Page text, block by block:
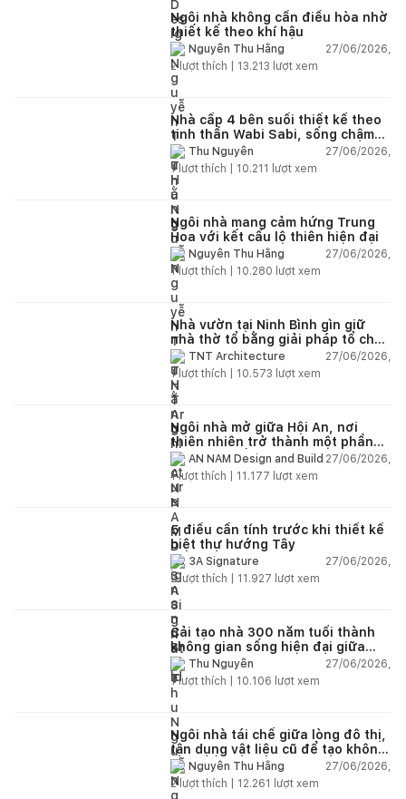
Ngôi nhà không cần điều hòa nhờ
thiết kế theo khí hậu
Nguyễn Thu Hằng
27/06/2026,
2lượt thích | 13.213 lượt xem
Nhà cấp 4 bên suối thiết kế theo
tinh thần Wabi Sabi, sống chậm
giữa thiên nhiên
Thu Nguyễn
27/06/2026,
1lượt thích | 10.211 lượt xem
Ngôi nhà mang cảm hứng Trung
Hoa với kết cấu lộ thiên hiện đại
Nguyễn Thu Hằng
27/06/2026,
1lượt thích | 10.280 lượt xem
Nhà vườn tại Ninh Bình gìn giữ
nhà thờ tổ bằng giải pháp tổ chức
lại không gian
TNT Architecture
27/06/2026,
1lượt thích | 10.573 lượt xem
Ngôi nhà mở giữa Hội An, nơi
thiên nhiên trở thành một phần
của cuộc sống
AN NAM Design and Build 27/06/2026,
1lượt thích | 11.177 lượt xem
5 điều cần tính trước khi thiết kế
biệt thự hướng Tây
3A Signature
27/06/2026,
2lượt thích | 11.927 lượt xem
Cải tạo nhà 300 năm tuổi thành
không gian sống hiện đại giữa
thiên nhiên
Thu Nguyễn
27/06/2026,
1lượt thích | 10.106 lượt xem
Ngôi nhà tái chế giữa lòng đô thị,
tận dụng vật liệu cũ để tạo không
gian sống linh hoạt
Nguyễn Thu Hằng
27/06/2026,
2lượt thích | 12.261 lượt xem